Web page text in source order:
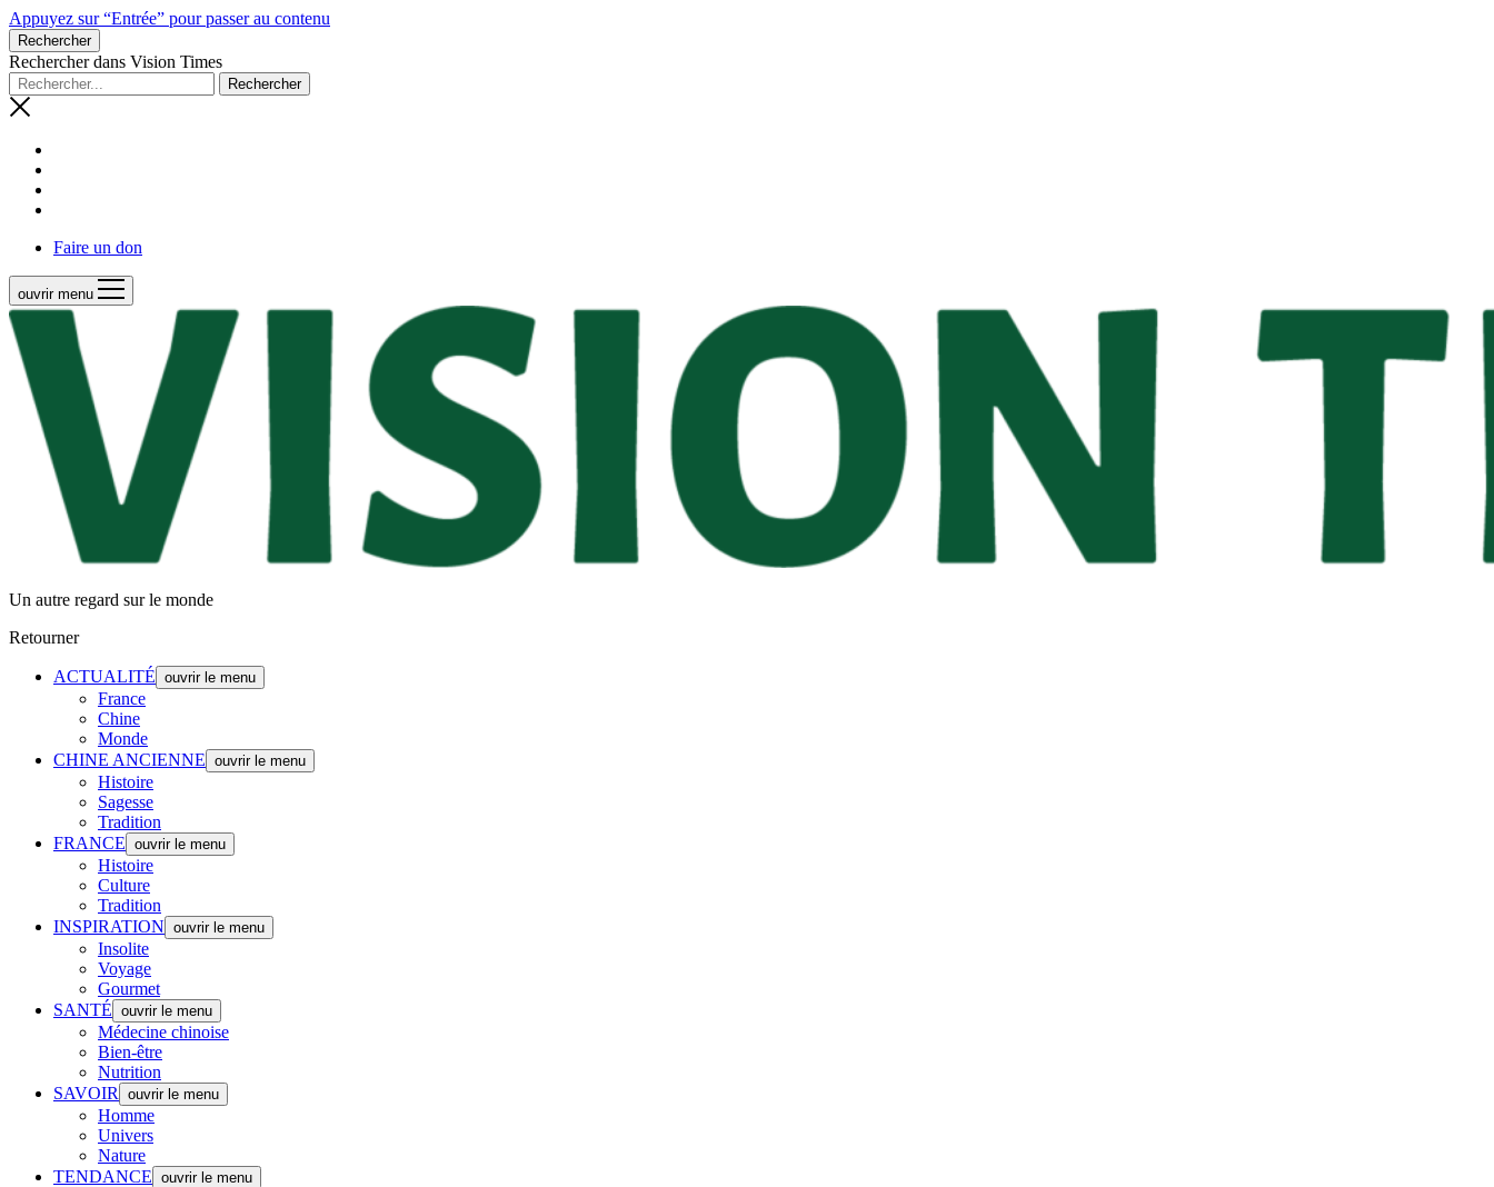
Appuyez sur “Entrée” pour passer au contenu
Rechercher
Rechercher dans Vision Times
Faire un don
ouvrir menu
Un autre regard sur le monde
Retourner
ACTUALITÉ ouvrir le menu
France
Chine
Monde
CHINE ANCIENNE ouvrir le menu
Histoire
Sagesse
Tradition
FRANCE ouvrir le menu
Histoire
Culture
Tradition
INSPIRATION ouvrir le menu
Insolite
Voyage
Gourmet
SANTÉ ouvrir le menu
Médecine chinoise
Bien-être
Nutrition
SAVOIR
ouvrir le menu
Homme
Univers
Nature
TENDANCE ouvrir le menu